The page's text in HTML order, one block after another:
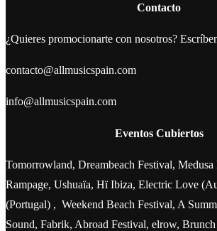
Contacto
¿Quieres promocionarte con nosotros?
contacto@allmusicspain.com
info@allmusicspain.com
Eventos Cubiertos
Tomorrowland, Dreambeach Festival,
Rampage, Ushuaïa, Hï Ibiza, Electric Love
(Portugal) , Weekend Beach Festival, A
Sound, Fabrik, Abroad Festival, elrow,